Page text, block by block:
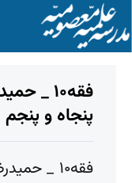
فقه۱۰
پنجاه و پنجم
فقه۱۰ _